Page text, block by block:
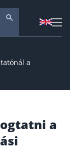
NYESZ vagy
(NYESZ)
a
a